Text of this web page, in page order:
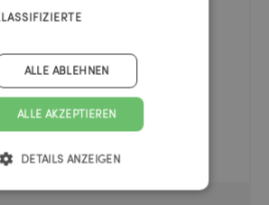
ALLE AKZEPTIEREN
ALLE ABLEHNEN
DETAILS ANZEIGEN